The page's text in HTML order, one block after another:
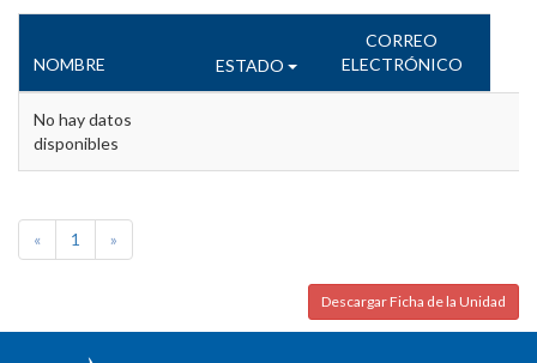
NOMBRE ESTADO
CORREO
ELECTRÓNICO
No hay datos
disponibles
« 1 »
Descargar Ficha de la Unidad